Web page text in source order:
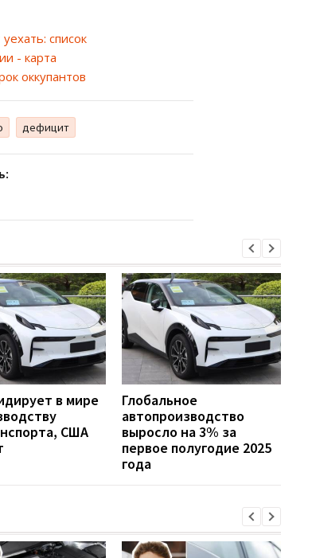
список
- карта
оккупантов
дефицит
в мире
США
Глобальное
автопроизводство
выросло на 3% за
первое полугодие 2025
года